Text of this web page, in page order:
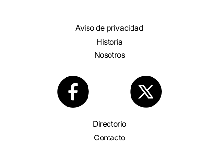
Aviso de privacidad
Historia
Nosotros
Directorio
Contacto